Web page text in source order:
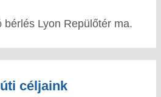
bérlés Lyon Repülőtér ma.
céljaink